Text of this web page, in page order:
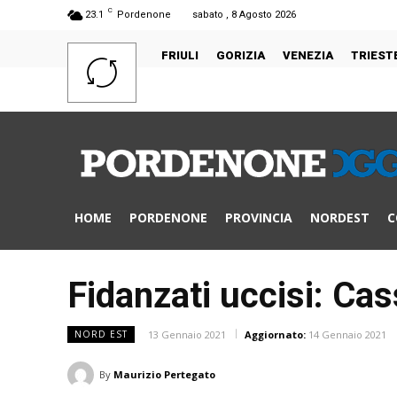
23.1 C Pordenone sabato , 8 Agosto 2026
FRIULI GORIZIA VENEZIA
HOME PORDENONE PROVINCIA NORDEST
Fidanzati uccisi:
NORD EST 13 Gennaio 2021 Aggiornato: 14 Gennaio 2021
By Maurizio Pertegato